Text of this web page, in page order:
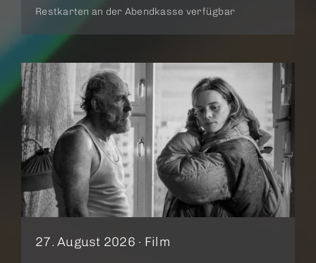
Restkarten an der Abendkasse verfügbar
27. August 2026 · Film